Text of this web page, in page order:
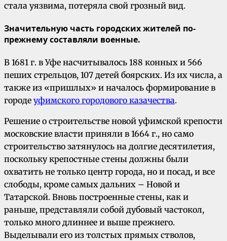
стала уязвима, потеряла свой грозный вид.
Значительную часть городских жителей по-
прежнему составляли военные.
В 1681 г. в Уфе насчитывалось 188 конных и 566
пеших стрельцов, 107 детей боярских. Из их числа, а
также из «пришлых» и началось формирование в
городе уфимского городового казачества.
Решение о строительстве новой уфимской крепости
московские власти приняли в 1664 г., но само
строительство затянулось на долгие десятилетия,
поскольку крепостные стены должны были
охватить не только центр города, но и посад, и все
слободы, кроме самых дальних – Новой и
Татарской. Вновь построенные стены, как и
раньше, представляли собой дубовый частокол,
только много длиннее и выше прежнего.
Выделывали его из толстых прямых стволов,